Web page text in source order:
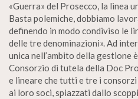
«Guerra» del Prosecco, la linea
Basta polemiche, dobbiamo
definendo in modo condiviso le
delle tre denominazioni». Ad
unica nell’ambito della gestione
Consorzio di tutela della Doc
e lineare che tutti e tre i
ai loro soci, spiazzati dallo